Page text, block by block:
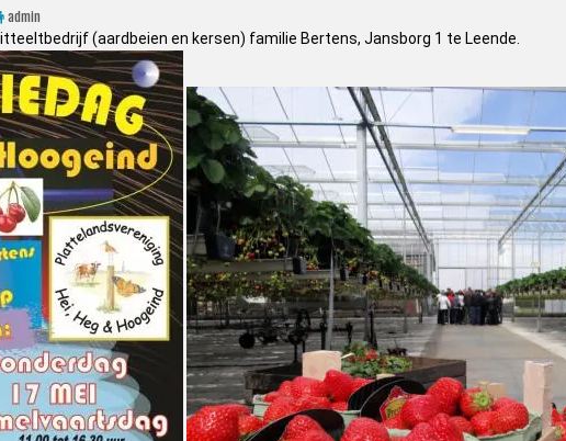
admin
(aardbeien en kersen) familie Bertens, Jansborg 1 te